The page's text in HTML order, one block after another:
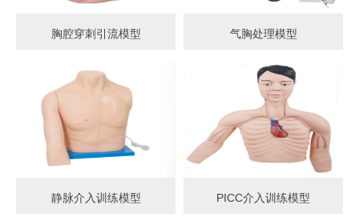
胸腔穿刺引流模型 气胸处理模型
静脉介入训练模型 PICC介入训练模型